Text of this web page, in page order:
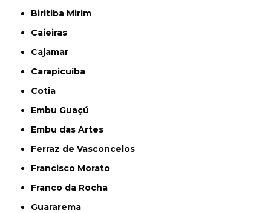
Biritiba Mirim
Caieiras
Cajamar
Carapicuíba
Cotia
Embu Guaçú
Embu das Artes
Ferraz de Vasconcelos
Francisco Morato
Franco da Rocha
Guararema